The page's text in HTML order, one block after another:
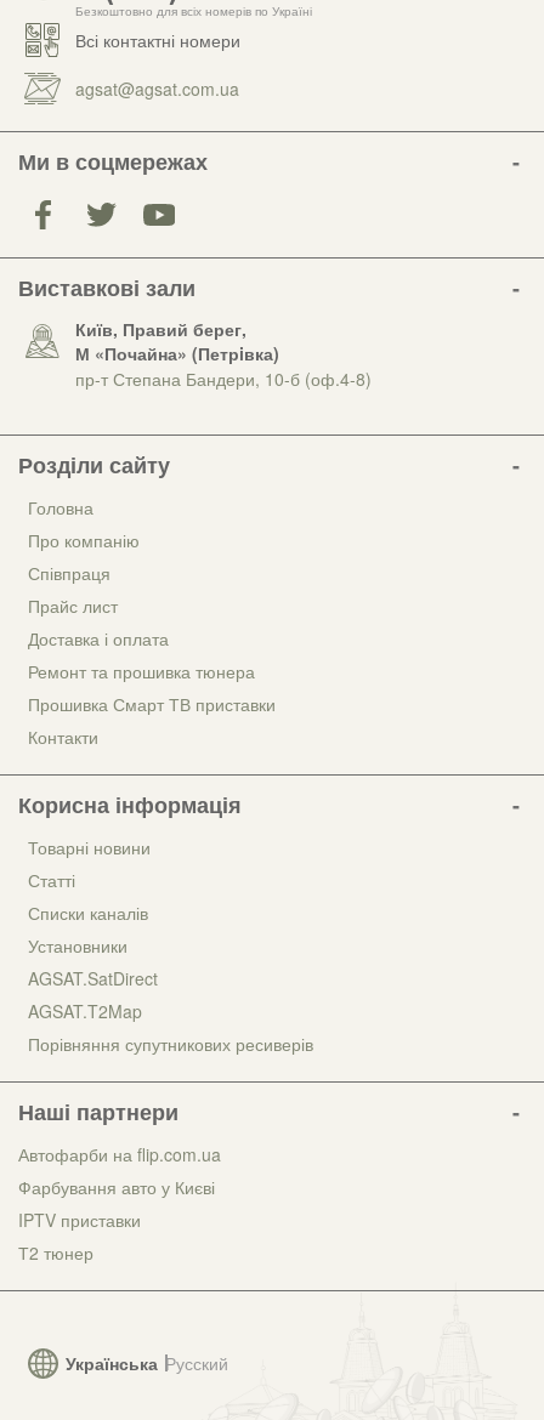
Безкоштовно для всіх номерів по Україні
Всі контактні номери
agsat@agsat.com.ua
Ми в соцмережах
Виставкові зали
Київ, Правий берег,
М «Почайна» (Петрiвка)
пр-т Степана Бандери, 10-б (оф.4-8)
Українська Русский
Розділи сайту
Головна
Про компанію
Співпраця
Прайс лист
Доставка і оплата
Ремонт та прошивка тюнера
Прошивка Смарт ТВ приставки
Контакти
Корисна інформація
Товарні новини
Статті
Списки каналів
Установники
AGSAT.SatDirect
AGSAT.T2Map
Порівняння супутникових ресиверів
Наші партнери
Автофарби на flip.com.ua
Фарбування авто у Києві
IPTV приставки
Т2 тюнер